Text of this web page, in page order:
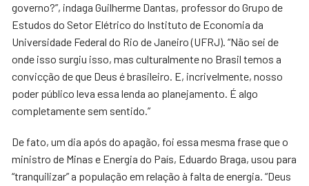
governo?”, indaga Guilherme Dantas, professor do Grupo de
Estudos do Setor Elétrico do Instituto de Economia da
Universidade Federal do Rio de Janeiro (UFRJ). “Não sei de
onde isso surgiu isso, mas culturalmente no Brasil temos a
convicção de que Deus é brasileiro. E, incrivelmente, nosso
poder público leva essa lenda ao planejamento. É algo
completamente sem sentido.”
De fato, um dia após do apagão, foi essa mesma frase que o
ministro de Minas e Energia do País, Eduardo Braga, usou para
“tranquilizar” a população em relação à falta de energia. “Deus